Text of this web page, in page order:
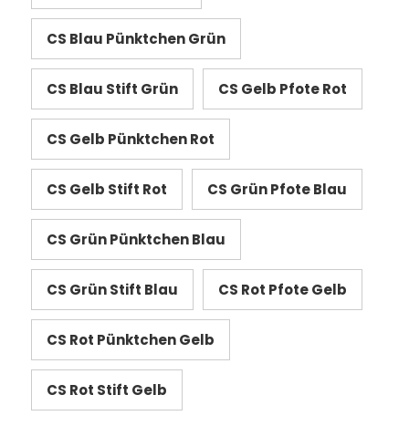
CS Blau Pünktchen Grün
CS Blau Stift Grün CS Gelb Pfote Rot
CS Gelb Pünktchen Rot
CS Gelb Stift Rot CS Grün Pfote Blau
CS Grün Pünktchen Blau
CS Grün Stift Blau CS Rot Pfote Gelb
CS Rot Pünktchen Gelb
CS Rot Stift Gelb